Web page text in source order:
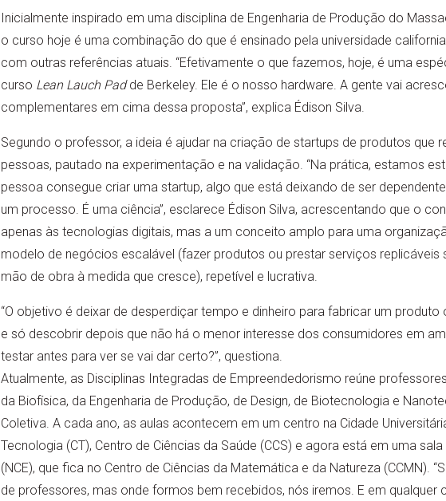
Inicialmente inspirado em uma disciplina de Engenharia de Produção do
o curso hoje é uma combinação do que é ensinado pela universidade
com outras referências atuais. “Efetivamente o que fazemos, hoje, é uma
curso Lean Lauch Padde Berkeley. Ele é o nosso hardware. A gente vai
complementares em cima dessa proposta”, explica Édison Silva.
Segundo o professor, a ideia é ajudar na criação de startups de produtos que
pessoas, pautado na experimentação e na validação. “Na prática, estamos
pessoa consegue criar uma startup, algo que está deixando de ser
um processo. É uma ciência”, esclarece Édison Silva, acrescentando que o
apenas às tecnologias digitais, mas a um conceito amplo para uma
modelo de negócios escalável (fazer produtos ou prestar serviços replicáveis
mão de obra à medida que cresce), repetível e lucrativa.
“O objetivo é deixar de desperdiçar tempo e dinheiro para fabricar um
e só descobrir depois que não há o menor interesse dos consumidores em
testar antes para ver se vai dar certo?”, questiona.
Atualmente, as Disciplinas Integradas de Empreendedorismo reúne
da Biofísica, da Engenharia de Produção, de Design, de Biotecnologia e
Coletiva. A cada ano, as aulas acontecem em um centro na Cidade
Tecnologia (CT), Centro de Ciências da Saúde (CCS) e agora está em uma
(NCE), que fica no Centro de Ciências da Matemática e da Natureza (CCMN).
de professores, mas onde formos bem recebidos, nós iremos. E em qualquer